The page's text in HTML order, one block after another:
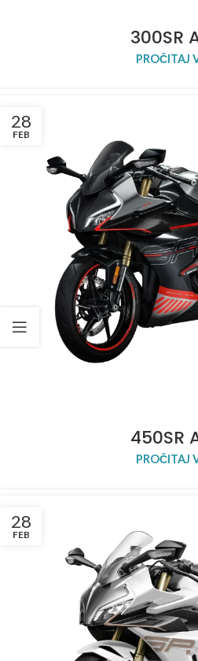
300SR
PROČITAJ
28
FEB
450SR
PROČITAJ
28
FEB